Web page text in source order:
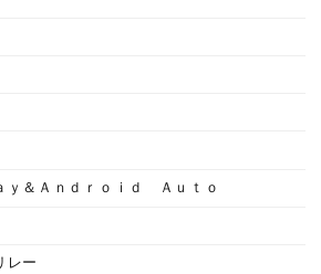
ｙ＆Ａｎｄｒｏｉｄ Ａｕｔｏ
レー